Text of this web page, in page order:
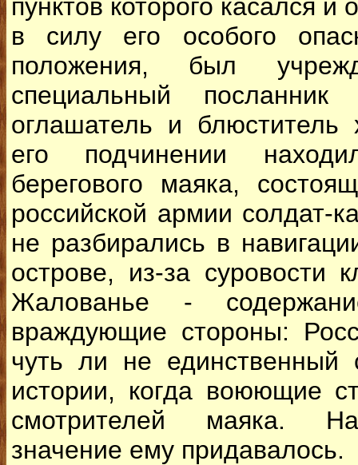
пунктов которого касался
в силу его особого
положения, был
специальный посланник
оглашатель и блюститель
его подчинении
берегового маяка,
российской армии солдат-
не разбирались в
острове, из-за суровости
Жалованье -
враждующие стороны:
чуть ли не единственный
истории, когда воюющие
смотрителей маяка.
значение ему придавалось.